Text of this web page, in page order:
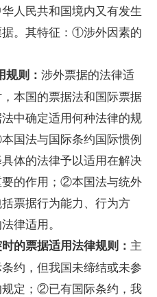
人民共和国境内又有发生
。其特征：①涉外因素的
则： 涉外票据的法律适
本国的票据法和国际票据
中确定适用何种法律的规
国法与国际条约国际惯例
体的法律予以适用在解决
的作用；②本国法与统外
票据行为能力、行为方
律适用。
的票据适用法律规则： 主
约，但我国未缔结或未参
定；②已有国际条约，我